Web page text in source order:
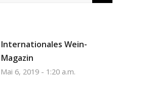
Internationales Wein-
Magazin
Mai 6, 2019 - 1:20 a.m.